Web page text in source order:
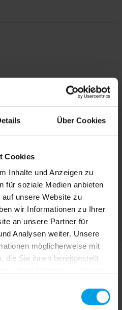
Über Cookies
Cookies
Inhalte und Anzeigen zu
für soziale Medien anbieten
unsere Website zu
wir Informationen zu Ihrer
an unsere Partner für
Analysen weiter. Unsere
möglicherweise mit
die Sie ihnen bereitgestellt
mit
direkt auf die